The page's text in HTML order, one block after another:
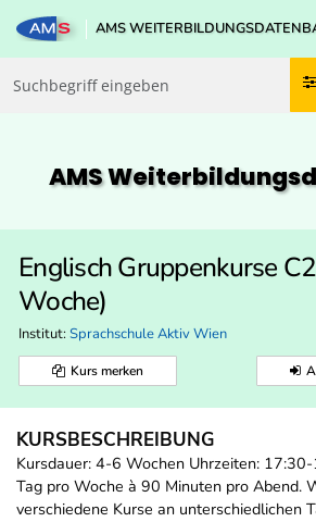
Zur
Zur
AMS
AMS
Englisch Gruppenkurse
Woche)
Institut: Sprachschule Aktiv Wien
Kurs merken
KURSBESCHREIBUNG
Kursdauer: 4-6 Wochen Uhrzeiten:
Tag pro Woche à 90 Minuten pro Abend.
verschiedene Kurse an unterschiedlichen